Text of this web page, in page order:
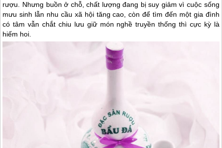
rượu. Nhưng buồn ở chỗ, chất lượng đang bị suy giảm vì cuộc sống
mưu sinh lẫn nhu cầu xã hội tăng cao, còn để tìm đến một gia đình
có tâm vẫn chắt chiu lưu giữ món nghề truyền thống thì cực kỳ là
hiếm hoi.